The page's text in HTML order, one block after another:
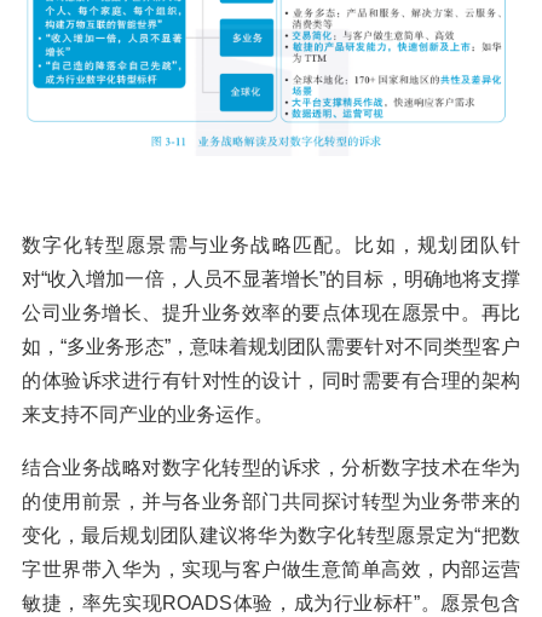
数字化转型愿景需与业务战略匹配。比如，规划团队针
对“收入增加一倍，人员不显著增长”的目标，明确地将支撑
公司业务增长、提升业务效率的要点体现在愿景中。再比
如，“多业务形态”，意味着规划团队需要针对不同类型客户
的体验诉求进行有针对性的设计，同时需要有合理的架构
来支持不同产业的业务运作。
结合业务战略对数字化转型的诉求，分析数字技术在华为
的使用前景，并与各业务部门共同探讨转型为业务带来的
变化，最后规划团队建议将华为数字化转型愿景定为“把数
字世界带入华为，实现与客户做生意简单高效，内部运营
敏捷，率先实现ROADS体验，成为行业标杆”。愿景包含